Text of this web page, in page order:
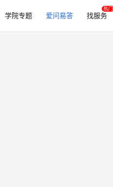
学院专题 爱问易答 找服务